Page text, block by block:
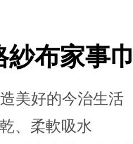
紗布家事
美好的今治生活
、柔軟吸水